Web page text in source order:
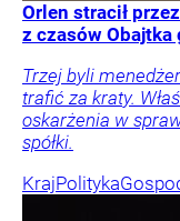
Orlen stracił
z czasów
Trzej byli
trafić za kraty.
oskarżenia w
spółki.
KrajPolityka